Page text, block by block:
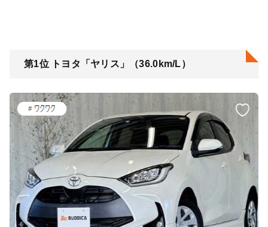
第1位 トヨタ「ヤリス」（36.0km/L）